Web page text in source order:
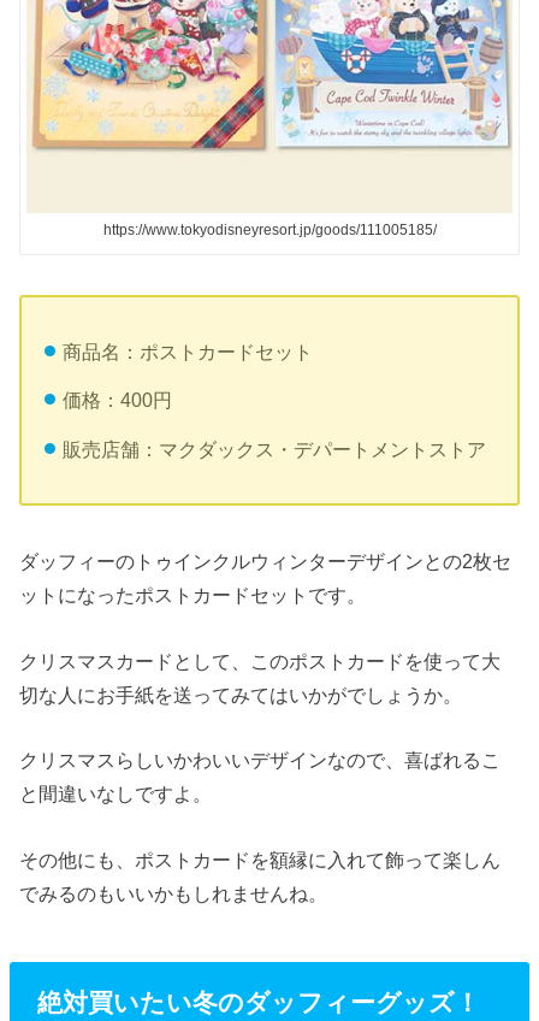
https://www.tokyodisneyresort.jp/goods/111005185/
商品名：ポストカードセット
価格：400円
販売店舗：マクダックス・デパートメントストア
ダッフィーのトゥインクルウィンターデザインとの2枚セ
ットになったポストカードセットです。
クリスマスカードとして、このポストカードを使って大
切な人にお手紙を送ってみてはいかがでしょうか。
クリスマスらしいかわいいデザインなので、喜ばれるこ
と間違いなしですよ。
その他にも、ポストカードを額縁に入れて飾って楽しん
でみるのもいいかもしれませんね。
絶対買いたい冬のダッフィーグッズ！